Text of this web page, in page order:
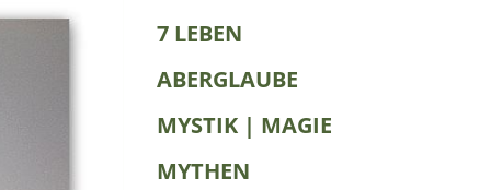
7 LEBEN
ABERGLAUBE
MYSTIK | MAGIE
MYTHEN